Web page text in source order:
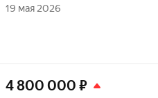
19 мая 2026
4 800 000 ₽